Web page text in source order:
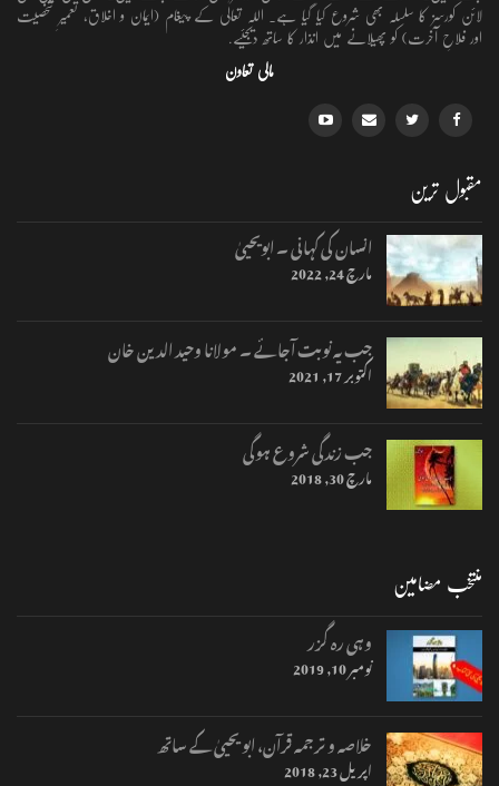
لائن کورسز کا سلسلہ بھی شروع کیا گیا ہے۔ اللہ تعالٰی کے پیغام (ایمان و اخلاق، تعمیرِ شخصیت
اور فلاحِ آخرت) کو پھیلانے میں انذار کا ساتھ دیجئیے.
مالی تعاون
مقبول ترین
انسان کی کہانی ۔ ابویحییٰ
مارچ 24, 2022
جب یہ نوبت آجائے ۔ مولانا وحید الدین خان
اکتوبر 17, 2021
جب زندگی شروع ہوگی
مارچ 30, 2018
منتخب مضامین
وہی رہ گزر
نومبر 10, 2019
خلاصہ و ترجمہ قرآن، ابو یحییٰ کے ساتھ
اپریل 23, 2018